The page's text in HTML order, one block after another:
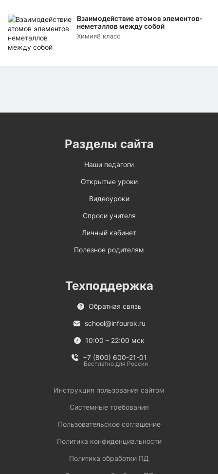
Взаимодействие атомов элементов-
неметаллов между собой
Химия8 класс
Разделы сайта
Наши педагоги
Открытые уроки
Видеоуроки
Спроси учителя
Личный кабинет
Полезное родителям
Техподдержка
Обратная связь
school@infourok.ru
10:00 – 22:00 мск
+7 (800) 600-21-01
Бесплатно для России
Инструкция пользования сайтом
Системные требования
Пользовательское соглашение
Политика конфиденциальности
Политика обработки ПД